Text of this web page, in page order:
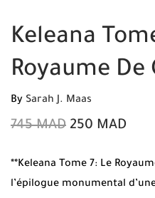
Keleana
Royaume De
By Sarah J. Maas
745MAD 250 MAD
**Keleana Tome 7: Le
l’épilogue monumental